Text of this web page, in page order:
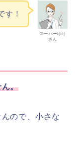
スーパーゆり
さん
す！
ん。
ので、小さな